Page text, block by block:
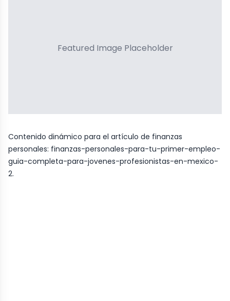
Featured Image Placeholder
Contenido dinámico para el artículo de finanzas
personales: finanzas-personales-para-tu-primer-empleo-
guia-completa-para-jovenes-profesionistas-en-mexico-
2.